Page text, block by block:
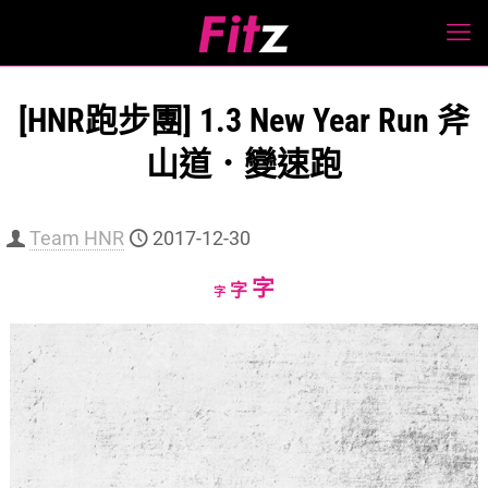
[HNR跑步團] 1.3 New Year Run 斧
山道．變速跑
Team HNR 2017-12-30
字Decrease
字Reset
size.
字Increase
size.